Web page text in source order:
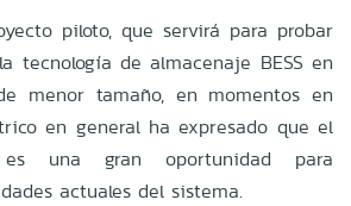
piloto, que servirá para probar
tecnología de almacenaje BESS en
menor tamaño, en momentos en
en general ha expresado que el
es una gran oportunidad para
actuales del sistema.